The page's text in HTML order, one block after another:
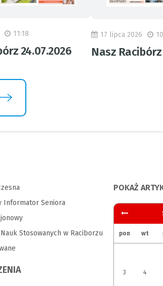
11:18
24.07.2026
17 lipca 2026
Nasz Racibórz
Informator Seniora
Stosowanych w Raciborzu
POKAŻ
pon wt
3 4